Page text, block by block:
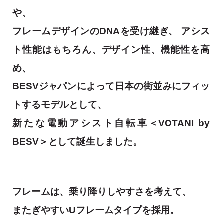
や、
フレームデザインのDNAを受け継ぎ、 アシス
ト性能はもちろん、デザイン性、機能性を高
め、
BESVジャパンによって日本の街並みにフィッ
トするモデルとして、
新たな電動アシスト自転車＜VOTANI by
BESV＞として誕生しました。
フレームは、乗り降りしやすさを考えて、
またぎやすいUフレームタイプを採用。